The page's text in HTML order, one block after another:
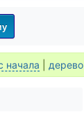
начала дерево